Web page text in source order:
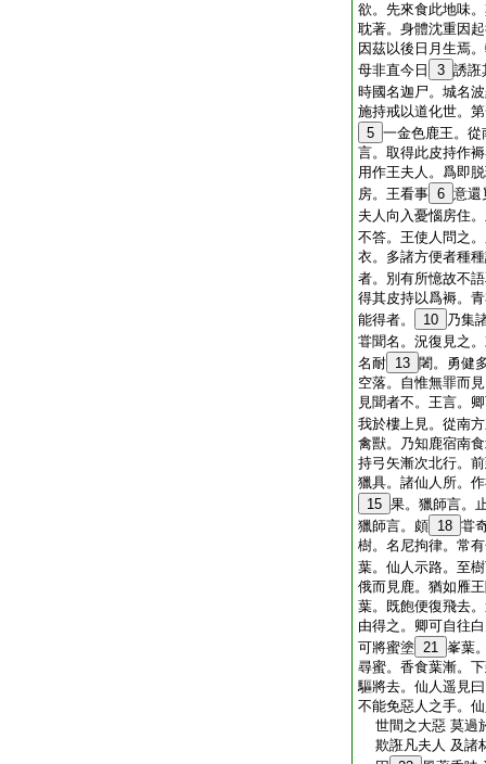
欲。先來食此地味
耽著。身體沈重因
因茲以後日月生焉
母非直今日
3 誘誑
時國名迦尸。城名
施持戒以道化世。
5 一金色鹿王。
言。取得此皮持作
用作王夫人。爲即
房。王看事 6 意還
夫人向入憂惱房住
不答。王使人問之
衣。多諸方便者種
者。別有所憶故不
得其皮持以爲褥。
能得者。
10
乃集
甞聞名。況復見之
名耐 13 闍。勇健
空落。自惟無罪而
見聞者不。王言。
我於樓上見。從南
禽獸。乃知鹿宿南
持弓矢漸次北行。
獵具。諸仙人所。
15 果。獵師言。
獵師言。頗 18 甞
樹。名尼拘律。常
葉。仙人示路。至
俄而見鹿。猶如雁
葉。既飽便復飛去
由得之。卿可自往
可將蜜塗 21 峯葉
尋蜜。香食葉漸。
驅將去。仙人遥見
不能免惡人之手。
世間之大惡 莫過
欺誑凡夫人 及諸